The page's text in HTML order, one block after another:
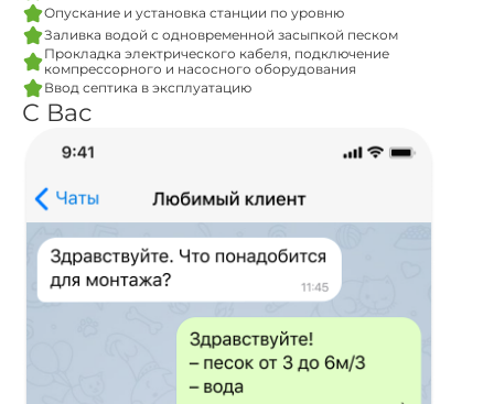
Опускание и установка станции по уровню
Заливка водой с одновременной засыпкой песком
Прокладка электрического кабеля, подключение
компрессорного и насосного оборудования
Ввод септика в эксплуатацию
С Вас